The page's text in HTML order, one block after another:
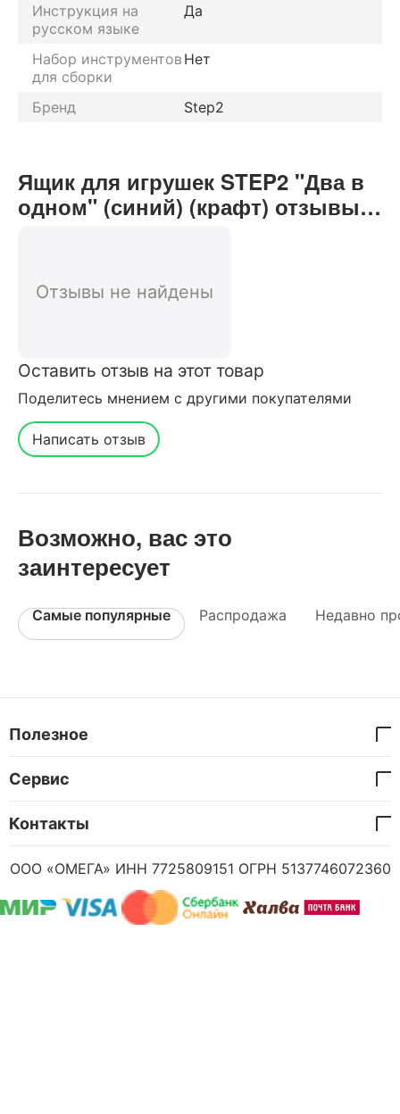
Инструкция на
русском языке
Да
Набор инструментов
для сборки
Нет
Бренд Step2
Ящик для игрушек STEP2 "Два в
одном" (синий) (крафт) отзывы
Отзывы не найдены
Оставить отзыв на этот товар
Поделитесь мнением с другими покупателями
Написать отзыв
Возможно, вас это
заинтересует
Самые популярные Распродажа Недавно
Полезное
Сервис
Контакты
ООО «ОМЕГА» ИНН 7725809151 ОГРН 5137746072360